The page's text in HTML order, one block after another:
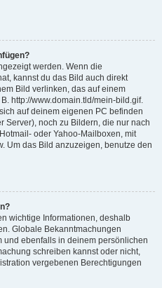
werden. Wenn die
kannst du das Bild auch direkt
Bild verlinken, das auf einem
http://www.domain.tld/mein-bild.gif.
auf deinem eigenen PC befinden
Server), noch zu Bildern, die nur nach
oder Yahoo-Mailboxen, mit
Um das Bild anzuzeigen, benutze den
wichtige Informationen, deshalb
Globale Bekanntmachungen
ebenfalls in deinem persönlichen
schreiben kannst oder nicht,
vergebenen Berechtigungen